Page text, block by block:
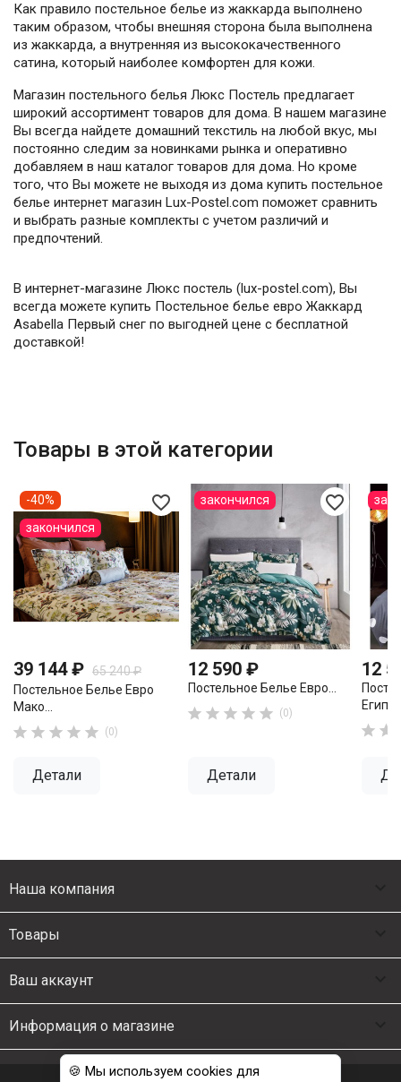
Как правило постельное белье из жаккарда выполнено
таким образом, чтобы внешняя сторона была выполнена
из жаккарда, а внутренняя из высококачественного
сатина, который наиболее комфортен для кожи.
Магазин постельного белья Люкс Постель предлагает
широкий ассортимент товаров для дома. В нашем магазине
Вы всегда найдете домашний текстиль на любой вкус, мы
постоянно следим за новинками рынка и оперативно
добавляем в наш каталог товаров для дома. Но кроме
того, что Вы можете не выходя из дома купить постельное
белье интернет магазин Lux-Postel.com поможет сравнить
и выбрать разные комплекты с учетом различий и
предпочтений.
В интернет-магазине Люкс постель (lux-postel.com), Вы
всегда можете купить Постельное белье евро Жаккард
Asabella Первый снег по выгодней цене с бесплатной
доставкой!
Товары в этой категории
favorite_border
39 144 ₽ 65 240 ₽
Постельное Белье Евро
Мако...
     (0)
Детали
-40%
закончился
favorite_border
12 590 ₽
Постельное Белье Евро...
     (0)
Детали
закончился
12
 
Наша компания
Товары
Ваш аккаунт
Информация о магазине
🍪 Мы используем cookies для